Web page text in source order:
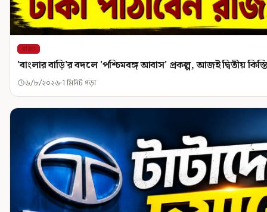
রাজ্য
'বাংলার বাড়ি'র বদলে 'পশ্চিমবঙ্গ আবাস' প্রকল্প, আজই দ্বিতীয়
৬/৮/২০২৬ 1 মিনিট পড়া